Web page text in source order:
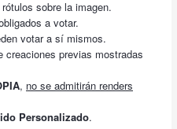
sobre la imagen.
a votar.
votar a sí mismos.
creaciones previas mostradas
, no se admitirán renders
Personalizado.